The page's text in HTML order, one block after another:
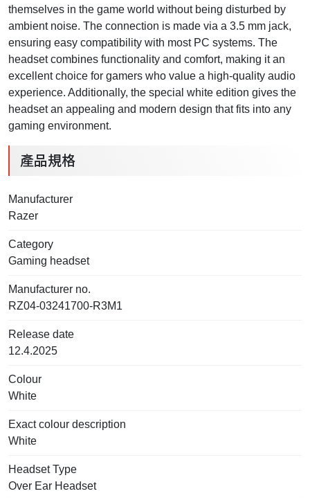
themselves in the game world without being disturbed by
ambient noise. The connection is made via a 3.5 mm jack,
ensuring easy compatibility with most PC systems. The
headset combines functionality and comfort, making it an
excellent choice for gamers who value a high-quality audio
experience. Additionally, the special white edition gives the
headset an appealing and modern design that fits into any
gaming environment.
產品規格
Manufacturer
Razer
Category
Gaming headset
Manufacturer no.
RZ04-03241700-R3M1
Release date
12.4.2025
Colour
White
Exact colour description
White
Headset Type
Over Ear Headset